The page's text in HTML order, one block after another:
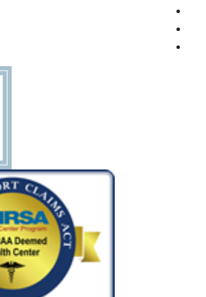
المستمر.
يُرجى